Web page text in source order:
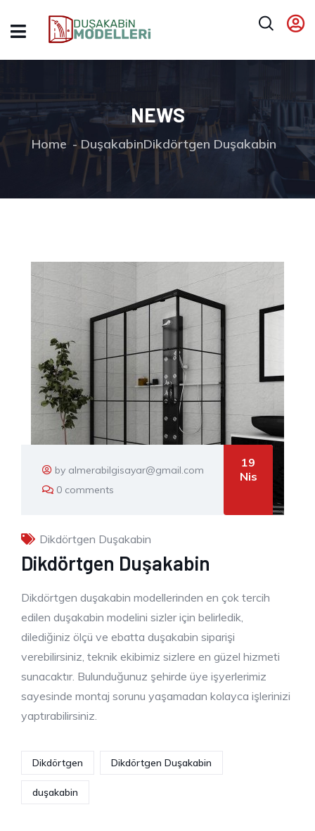
NEWS
Home DuşakabinDikdörtgen Duşakabin
by almerabilgisayar@gmail.com
0 comments
19
Nis
Dikdörtgen Duşakabin
Dikdörtgen Duşakabin
Dikdörtgen duşakabin modellerinden en çok tercih
edilen duşakabin modelini sizler için belirledik,
dilediğiniz ölçü ve ebatta duşakabin siparişi
verebilirsiniz, teknik ekibimiz sizlere en güzel hizmeti
sunacaktır. Bulunduğunuz şehirde üye işyerlerimiz
sayesinde montaj sorunu yaşamadan kolayca işlerinizi
yaptırabilirsiniz.
Dikdörtgen Dikdörtgen Duşakabin
duşakabin